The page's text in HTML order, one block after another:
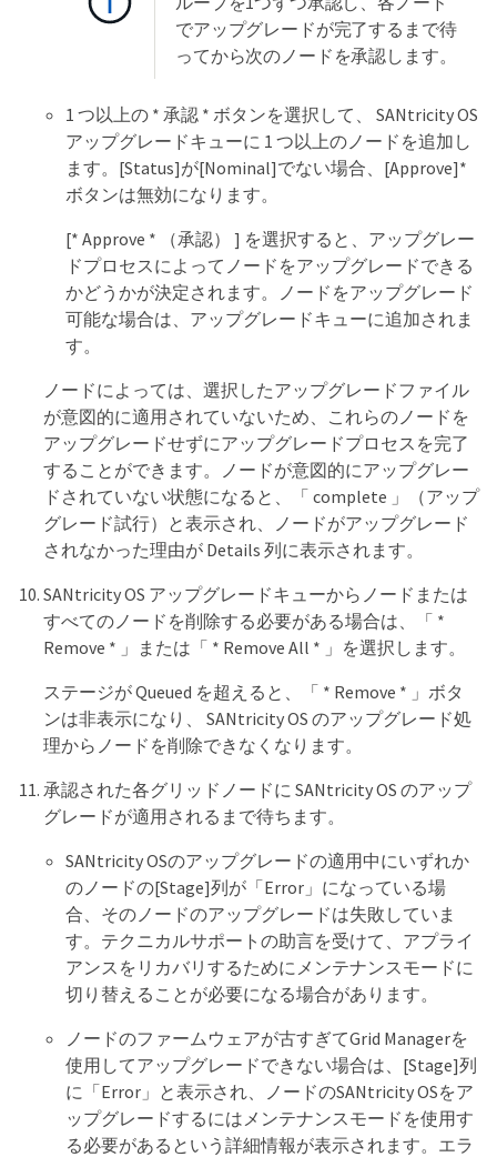
でアップグレードが完了するまで待
ってから次のノードを承認します。
1 つ以上の * 承認 * ボタンを選択して、 SANtricity OS
アップグレードキューに 1 つ以上のノードを追加し
ます。[Status]が[Nominal]でない場合、[Approve]*
ボタンは無効になります。
[* Approve * （承認） ] を選択すると、アップグレー
ドプロセスによってノードをアップグレードできる
かどうかが決定されます。ノードをアップグレード
可能な場合は、アップグレードキューに追加されま
す。
ノードによっては、選択したアップグレードファイル
が意図的に適用されていないため、これらのノードを
アップグレードせずにアップグレードプロセスを完了
することができます。ノードが意図的にアップグレー
ドされていない状態になると、「 complete 」（アップ
グレード試行）と表示され、ノードがアップグレード
されなかった理由が Details 列に表示されます。
SANtricity OS アップグレードキューからノードまたは
すべてのノードを削除する必要がある場合は、「 *
Remove * 」または「 * Remove All * 」を選択します。
ステージが Queued を超えると、「 * Remove * 」ボタ
ンは非表示になり、 SANtricity OS のアップグレード処
理からノードを削除できなくなります。
承認された各グリッドノードに SANtricity OS のアップ
グレードが適用されるまで待ちます。
SANtricity OSのアップグレードの適用中にいずれか
のノードの[Stage]列が「Error」になっている場
合、そのノードのアップグレードは失敗していま
す。テクニカルサポートの助言を受けて、アプライ
アンスをリカバリするためにメンテナンスモードに
切り替えることが必要になる場合があります。
ノードのファームウェアが古すぎてGrid Managerを
使用してアップグレードできない場合は、[Stage]列
に「Error」と表示され、ノードのSANtricity OSをア
ップグレードするにはメンテナンスモードを使用す
る必要があるという詳細情報が表示されます。エラ